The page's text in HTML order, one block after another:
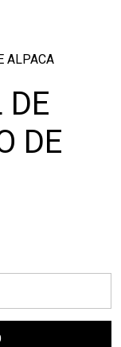
ALPACA
DE
DE